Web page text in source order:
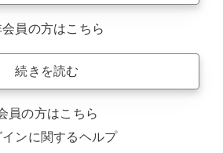
会員の方はこちら
続きを読む
員の方はこちら
インに関するヘルプ